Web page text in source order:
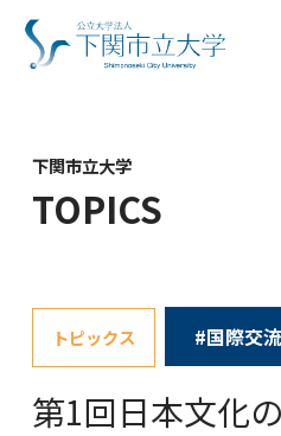
下関市立大学
TOPICS
トピックス #国際交流
第1回日本文化